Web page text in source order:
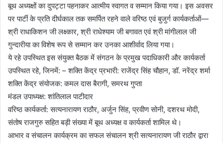
बूथ अध्यक्षों का दुपट्टा पहनाकर आत्मीय स्वागत व सम्मान किया गया। इस अवसर
पर पार्टी के प्रति दीर्घकाल तक समर्पित रहने वाले वरिष्ठ एवं बुजुर्ग कार्यकर्ताओं—
श्री राधाकिशन जी लक्ष्कार, श्री राधेश्याम जी बगावत एवं श्री मांगीलाल जी
गुन्दारीया का विशेष रूप से सम्मान कर उनका आशीर्वाद लिया गया।
​ये रहे उपस्थित ​इस संयुक्त बैठक में संगठन के प्रमुख पदाधिकारी और कार्यकर्ता
उपस्थित रहे, जिनमें: – ​शक्ति केंद्र प्रभारी: राजेंद्र सिंह चौहान, डॉ. नरेंद्र शर्मा
​शक्ति केंद्र संयोजक: कमल दास बैरागी, समरथ गुप्ता
​मंडल उपाध्यक्ष: शांतिलाल पाटीदार
​वरिष्ठ कार्यकर्ता: सत्यनारायण राठौर, अर्जुन सिंह, प्रवीण सोनी, दशरथ मोदी,
संतोष राजगुरु सहित बड़ी संख्या में बूथ अध्यक्ष व कार्यकर्ता शामिल थे।
​आभार व संचालन ​कार्यक्रम का सफल संचालन श्री सत्यनारायण जी राठौर द्वारा